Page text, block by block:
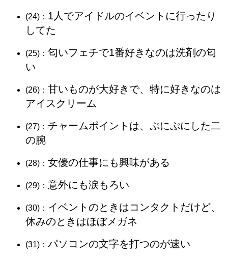
(24)： 1人でアイドルのイベントに行ったり
してた
(25)： 匂いフェチで1番好きなのは洗剤の匂
い
(26)： 甘いものが大好きで、特に好きなのは
アイスクリーム
(27)： チャームポイントは、ぷにぷにした二
の腕
(28)： 女優の仕事にも興味がある
(29)： 意外にも涙もろい
(30)： イベントのときはコンタクトだけど、
休みのときはほぼメガネ
(31)： パソコンの文字を打つのが速い